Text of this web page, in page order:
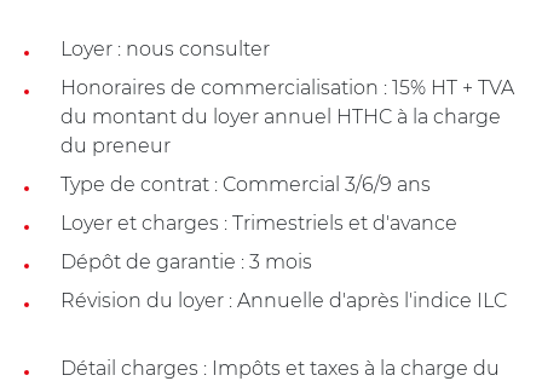
Loyer : nous consulter
Honoraires de commercialisation : 15% HT + TVA
du montant du loyer annuel HTHC à la charge
du preneur
Type de contrat : Commercial 3/6/9 ans
Loyer et charges : Trimestriels et d'avance
Dépôt de garantie : 3 mois
Révision du loyer : Annuelle d'après l'indice ILC
Détail charges : Impôts et taxes à la charge du